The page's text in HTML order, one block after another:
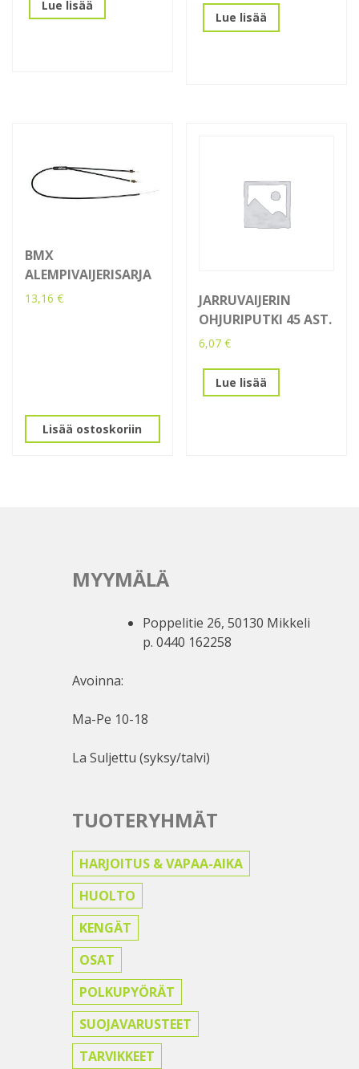
Lue lisää
Lue lisää
BMX
ALEMPIVAIJERISARJA
13,16 €
Lisää ostoskoriin
JARRUVAIJERIN
OHJURIPUTKI 45 AST.
6,07€
Lue lisää
MYYMÄLÄ
Poppelitie 26, 50130 Mikkeli
p. 0440 162258
Avoinna:
Ma-Pe 10-18
La Suljettu (syksy/talvi)
TUOTERYHMÄT
HARJOITUS & VAPAA-AIKA
HUOLTO
KENGÄT
OSAT
POLKUPYÖRÄT
SUOJAVARUSTEET
TARVIKKEET